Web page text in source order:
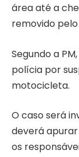
área até a
removido pelo
Segundo a
polícia por
motocicleta.
O caso será
deverá
os